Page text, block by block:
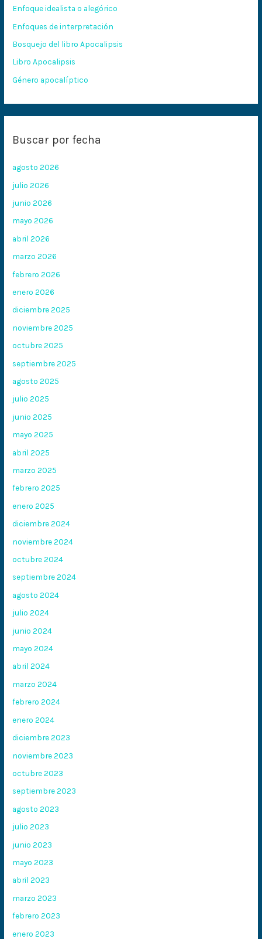
p
o
r
:
Enfoque idealista o alegórico
Enfoques de interpretación
Bosquejo del libro Apocalipsis
Libro Apocalipsis
Género apocalíptico
Buscar por fecha
agosto 2026
julio 2026
junio 2026
mayo 2026
abril 2026
marzo 2026
febrero 2026
enero 2026
diciembre 2025
noviembre 2025
octubre 2025
septiembre 2025
agosto 2025
julio 2025
junio 2025
mayo 2025
abril 2025
marzo 2025
febrero 2025
enero 2025
diciembre 2024
noviembre 2024
octubre 2024
septiembre 2024
agosto 2024
julio 2024
junio 2024
mayo 2024
abril 2024
marzo 2024
febrero 2024
enero 2024
diciembre 2023
noviembre 2023
octubre 2023
septiembre 2023
agosto 2023
julio 2023
junio 2023
mayo 2023
abril 2023
marzo 2023
febrero 2023
enero 2023